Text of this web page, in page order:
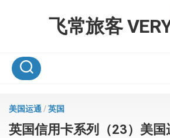
飞常旅客
美国运通 /英国
英国信用卡系列（23）美国